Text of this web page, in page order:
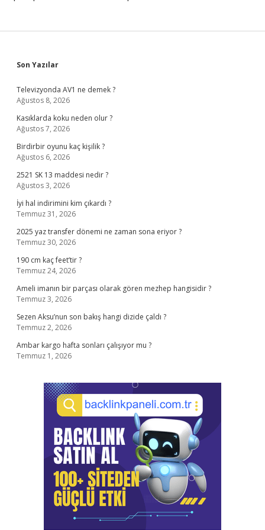
Sidebar
Son Yazılar
Televizyonda AV1 ne demek ?
Ağustos 8, 2026
Kasıklarda koku neden olur ?
Ağustos 7, 2026
Birdirbir oyunu kaç kişilik ?
Ağustos 6, 2026
2521 SK 13 maddesi nedir ?
Ağustos 3, 2026
İyi hal indirimini kim çıkardı ?
Temmuz 31, 2026
2025 yaz transfer dönemi ne zaman sona eriyor ?
Temmuz 30, 2026
190 cm kaç feet’tir ?
Temmuz 24, 2026
Ameli imanın bir parçası olarak gören mezhep hangisidir ?
Temmuz 3, 2026
Sezen Aksu’nun son bakış hangi dizide çaldı ?
Temmuz 2, 2026
Ambar kargo hafta sonları çalışıyor mu ?
Temmuz 1, 2026